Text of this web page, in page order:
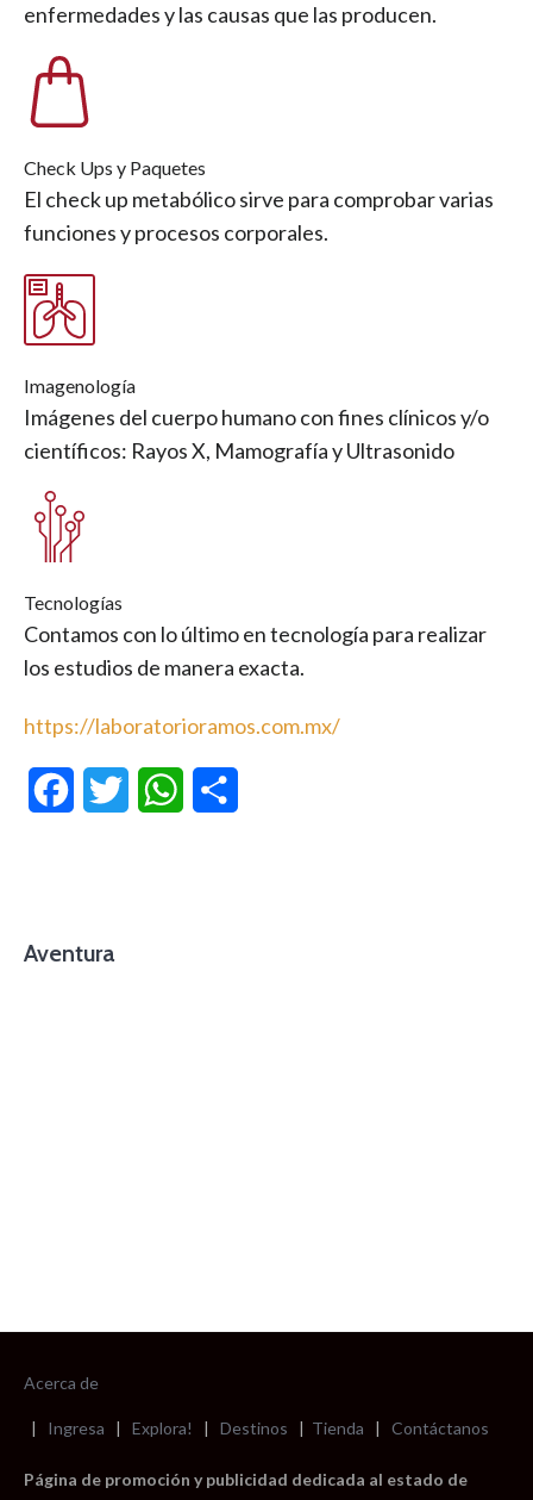
enfermedades y las causas que las producen.
Check Ups y Paquetes
El check up metabólico sirve para comprobar varias
funciones y procesos corporales.
Imagenología
Imágenes del cuerpo humano con fines clínicos y/o
científicos: Rayos X, Mamografía y Ultrasonido
Tecnologías
Contamos con lo último en tecnología para realizar
los estudios de manera exacta.
https://laboratorioramos.com.mx/
FacebookTwitter WhatsApp
Aventura
Acerca de
| Ingresa | Explora! | Destinos | Tienda | Contáctanos
Página de promoción y publicidad dedicada al estado de